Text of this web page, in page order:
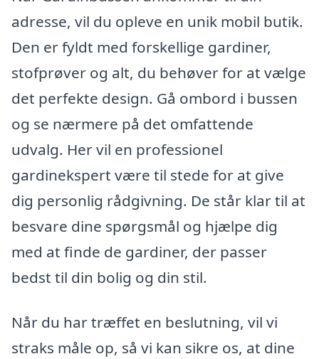
adresse, vil du opleve en unik mobil butik.
Den er fyldt med forskellige gardiner,
stofprøver og alt, du behøver for at vælge
det perfekte design. Gå ombord i bussen
og se nærmere på det omfattende
udvalg. Her vil en professionel
gardinekspert være til stede for at give
dig personlig rådgivning. De står klar til at
besvare dine spørgsmål og hjælpe dig
med at finde de gardiner, der passer
bedst til din bolig og din stil.
Når du har træffet en beslutning, vil vi
straks måle op, så vi kan sikre os, at dine